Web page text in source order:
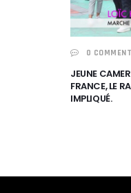
0 COMMENT
JEUNE
FRANCE, LE
IMPLIQUÉ.